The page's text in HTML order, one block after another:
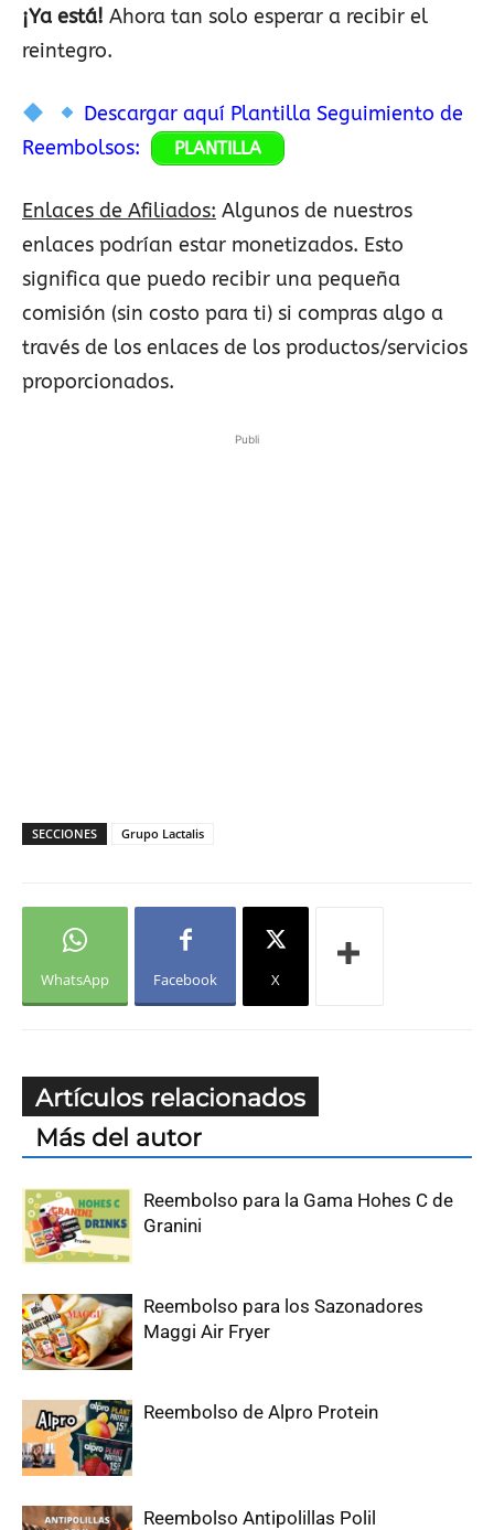
¡Ya está! Ahora tan solo esperar a recibir el
reintegro.
Descargar aquí Plantilla Seguimiento de
Reembolsos:
PLANTILLA
Enlaces de Afiliados: Algunos de nuestros
enlaces podrían estar monetizados. Esto
significa que puedo recibir una pequeña
comisión (sin costo para ti) si compras algo a
través de los enlaces de los productos/servicios
proporcionados.
Publi
SECCIONES Grupo Lactalis
WhatsApp Facebook X
Artículos relacionados
Más del autor
Reembolso para la Gama Hohes C de
Granini
Reembolso para los Sazonadores
Maggi Air Fryer
Reembolso de Alpro Protein
Reembolso Antipolillas Polil